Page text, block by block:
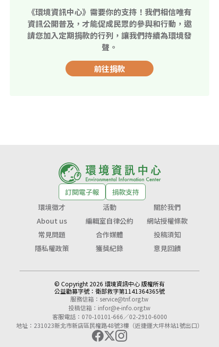
《環境資訊中心》需要你的支持！我們相信唯有
資訊公開普及，才能促成民眾的參與和行動，邀
請您加入定期捐款的行列，讓我們持續為環境發
聲。
前往捐款
訂閱電子報
捐款支持
環境徵才
活動
關於我們
About us
編輯室自律公約
網站授權條款
常見問題
合作媒體
投稿須知
隱私權政策
獲獎紀錄 意見回饋
© Copyright 2026 環境資訊中心 版權所有
公益勸募字號： 衛部救字第1141364365號
服務信箱： service@tnf.org.tw
投稿信箱： infor@e-info.org.tw
客服電話：070-10101-666／02-2910-6000
地址：231023新北市新店區民權路48號3樓（近捷運大坪林站1號出口）